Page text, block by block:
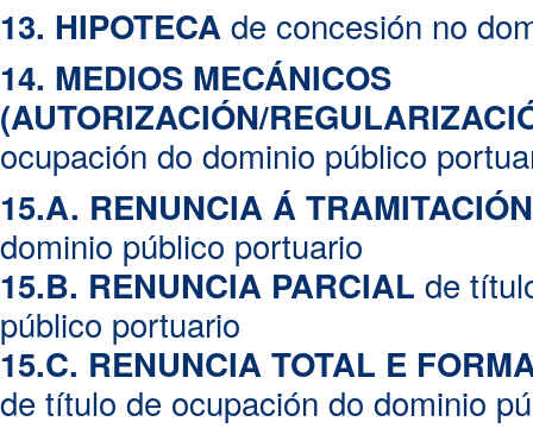
13. HIPOTECA de concesión no
14. MEDIOS MECÁNICOS
(AUTORIZACIÓN/
ocupación do dominio público
15.A. RENUNCIA Á TRAMITACIÓN
dominio público portuario
15.B. RENUNCIA PARCIAL de
público portuario
15.C. RENUNCIA TOTAL E
de título de ocupación do dominio